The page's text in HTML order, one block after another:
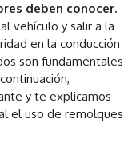
deben conocer.
vehículo y salir a la
en la conducción
son fundamentales
y te explicamos
el uso de remolques